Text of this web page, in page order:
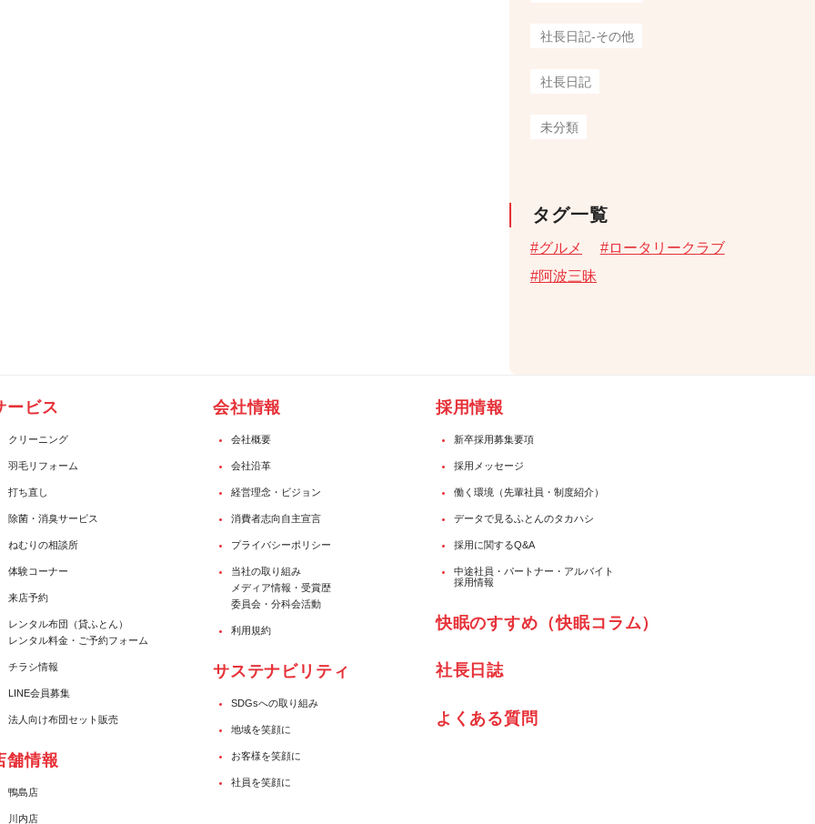
社長日記-その他
社長日記
未分類
タグ一覧
グルメ
ロータリークラブ
阿波三昧
ービス
クリーニング
羽毛リフォーム
打ち直し
除菌・消臭サービス
ねむりの相談所
体験コーナー
来店予約
レンタル布団（貸ふとん）
レンタル料金・ご予約フォーム
チラシ情報
LINE会員募集
法人向け布団セット販売
舗情報
鴨島店
川内店
会社情報
会社概要
会社沿革
経営理念・ビジョン
消費者志向自主宣言
プライバシーポリシー
当社の取り組み
メディア情報・受賞歴
委員会・分科会活動
利用規約
サステナビリティ
SDGsへの取り組み
地域を笑顔に
お客様を笑顔に
社員を笑顔に
採用情報
新卒採用募集要項
採用メッセージ
働く環境（先輩社員・制度紹介）
データで見るふとんのタカハシ
採用に関するQ&A
中途社員・パートナー・アルバイト
採用情報
快眠のすすめ（快眠コラム）
社⾧日誌
よくある質問